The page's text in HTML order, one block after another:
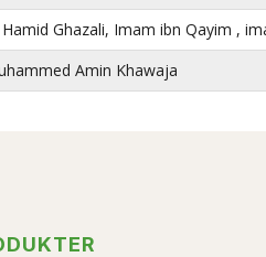
Ghazali, Imam ibn Qayim ,
Amin Khawaja